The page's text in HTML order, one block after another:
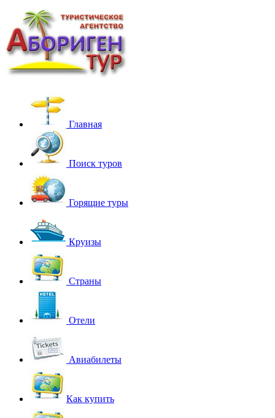
Главная
Поиск туров
Горящие туры
Круизы
Страны
Отели
Авиабилеты
Как купить